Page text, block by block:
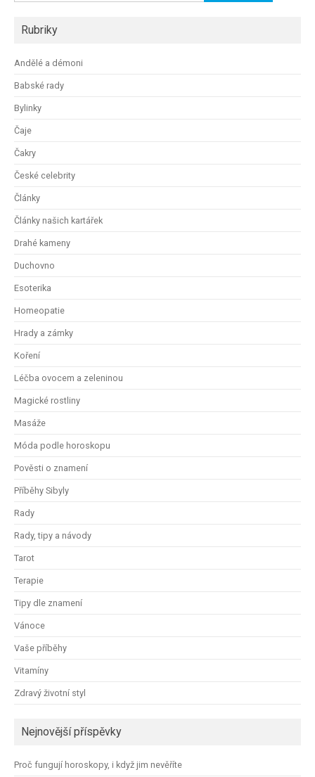
Rubriky
Andělé a démoni
Babské rady
Bylinky
Čaje
Čakry
České celebrity
Články
Články našich kartářek
Drahé kameny
Duchovno
Esoterika
Homeopatie
Hrady a zámky
Koření
Léčba ovocem a zeleninou
Magické rostliny
Masáže
Móda podle horoskopu
Pověsti o znamení
Příběhy Sibyly
Rady
Rady, tipy a návody
Tarot
Terapie
Tipy dle znamení
Vánoce
Vaše příběhy
Vitamíny
Zdravý životní styl
Nejnovější příspěvky
Proč fungují horoskopy, i když jim nevěříte